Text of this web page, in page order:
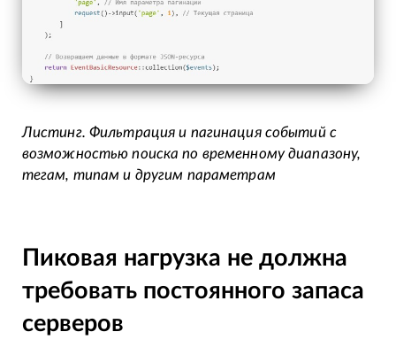
Листинг. Фильтрация и пагинация событий с
возможностью поиска по временному диапазону,
тегам, типам и другим параметрам
Пиковая нагрузка не должна
требовать постоянного запаса
серверов